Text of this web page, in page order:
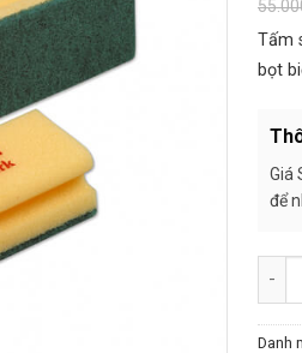
Tấm
bọt
Giá
để
Số
Danh